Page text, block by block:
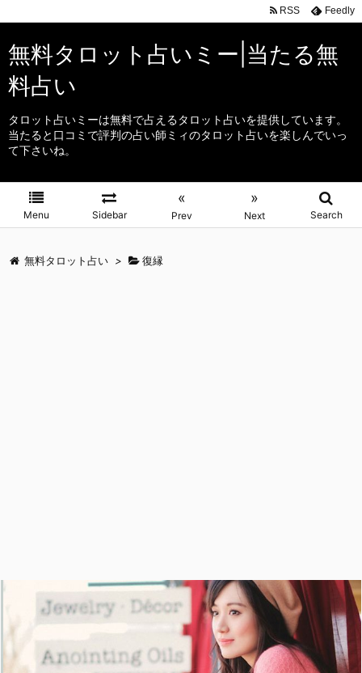
無料タロット占いミー|当たる無
料占い
タロット占いミーは無料で占えるタロット占いを提供しています。
当たると口コミで評判の占い師ミィのタロット占いを楽しんでいっ
て下さいね。
Menu Sidebar
«
Prev
»
Next Search
RSS Feedly
無料タロット占い > 復縁